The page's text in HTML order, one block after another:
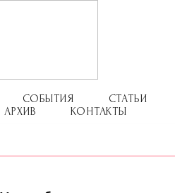
СОБЫТИЯ
СТАТЬИ
АРХИВ КОНТАКТЫ